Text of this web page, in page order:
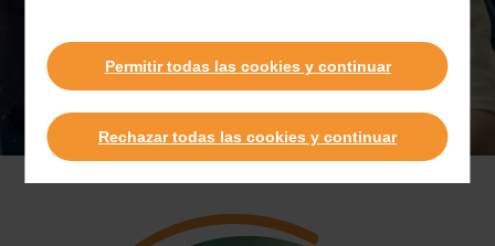
Permitir todas las cookies y continuar
Rechazar todas las cookies y continuar